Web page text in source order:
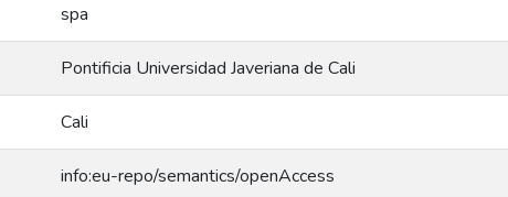
spa
Pontificia Universidad Javeriana de Cali
Cali
info:eu-repo/semantics/openAccess